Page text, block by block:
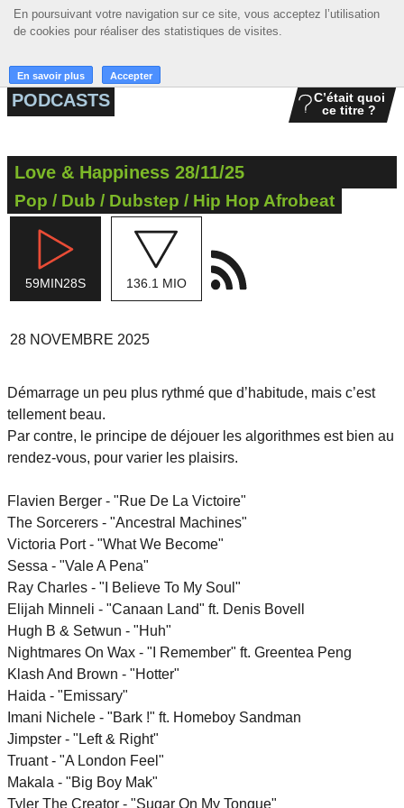
En poursuivant votre navigation sur ce site, vous acceptez l’utilisation
de cookies pour réaliser des statistiques de visites.
En savoir plus Accepter
En poursuivant votre navigation sur ce site, vous acceptez l’utilisation
de cookies pour réaliser des statistiques de visites.
En savoir plus Accepter
☰ MENU
ACCUEIL
ACTIONS
PODCASTS
C’était quoi
ce titre ?
Love & Happiness 28/11/25
Pop / Dub / Dubstep / Hip Hop Afrobeat
59MIN28S 136.1 MIO
28 NOVEMBRE 2025
Démarrage un peu plus rythmé que d’habitude, mais c’est
tellement beau.
Par contre, le principe de déjouer les algorithmes est bien au
rendez-vous, pour varier les plaisirs.
Flavien Berger - "Rue De La Victoire"
The Sorcerers - "Ancestral Machines"
Victoria Port - "What We Become"
Sessa - "Vale A Pena"
Ray Charles - "I Believe To My Soul"
Elijah Minneli - "Canaan Land" ft. Denis Bovell
Hugh B & Setwun - "Huh"
Nightmares On Wax - "I Remember" ft. Greentea Peng
Klash And Brown - "Hotter"
Haida - "Emissary"
Imani Nichele - "Bark !" ft. Homeboy Sandman
Jimpster - "Left & Right"
Truant - "A London Feel"
Makala - "Big Boy Mak"
Tyler The Creator - "Sugar On My Tongue"